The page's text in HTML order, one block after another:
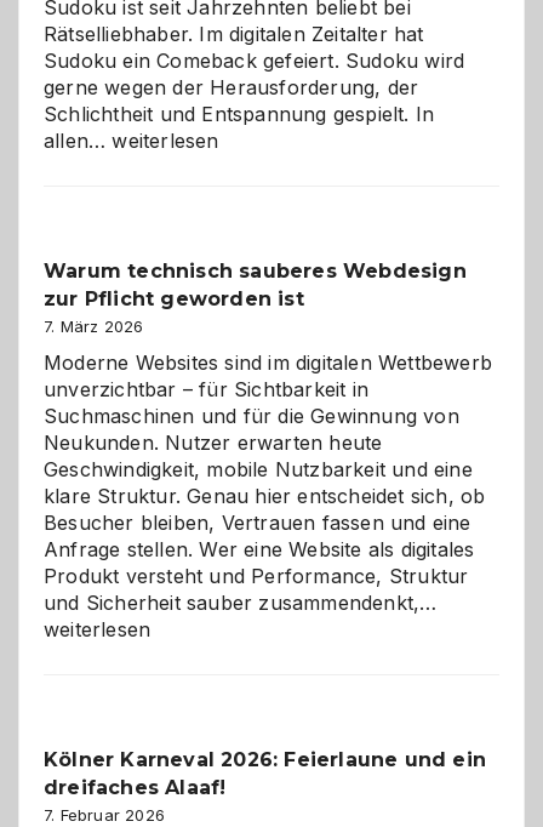
Sudoku ist seit Jahrzehnten beliebt bei
Rätselliebhaber. Im digitalen Zeitalter hat
Sudoku ein Comeback gefeiert. Sudoku wird
gerne wegen der Herausforderung, der
Schlichtheit und Entspannung gespielt. In
allen…Sudoku
den
Logikrätseln
weiterlesen
Warum technisch sauberes Webdesign
zur Pflicht geworden ist
7. März 2026
Moderne Websites sind im digitalen Wettbewerb
unverzichtbar – für Sichtbarkeit in
Suchmaschinen und für die Gewinnung von
Neukunden. Nutzer erwarten heute
Geschwindigkeit, mobile Nutzbarkeit und eine
klare Struktur. Genau hier entscheidet sich, ob
Besucher bleiben, Vertrauen fassen und eine
Anfrage stellen. Wer eine Website als digitales
Produkt versteht und Performance, Struktur
und Sicherheit sauber zusammendenkt,…
geworden
weiterlesen
Kölner Karneval 2026: Feierlaune und ein
dreifaches Alaaf!
7. Februar 2026